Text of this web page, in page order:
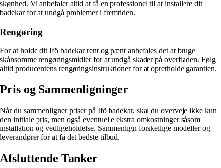
skønhed. Vi anbefaler altid at få en professionel til at installere dit
badekar for at undgå problemer i fremtiden.
Rengøring
For at holde dit Ifö badekar rent og pænt anbefales det at bruge
skånsomme rengøringsmidler for at undgå skader på overfladen. Følg
altid producentens rengøringsinstruktioner for at opretholde garantien.
Pris og Sammenligninger
Når du sammenligner priser på Ifö badekar, skal du overveje ikke kun
den initiale pris, men også eventuelle ekstra omkostninger såsom
installation og vedligeholdelse. Sammenlign forskellige modeller og
leverandører for at få det bedste tilbud.
Afsluttende Tanker